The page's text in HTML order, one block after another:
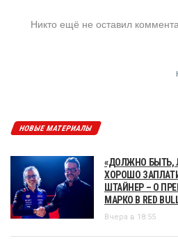
Никто ещё не оставил
НОВЫЕ МАТЕРИАЛЫ
«ДОЛЖНО БЫТЬ,
ХОРОШО
ШТАЙНЕР – О
МАРКО В RED
Вчера в 18:55